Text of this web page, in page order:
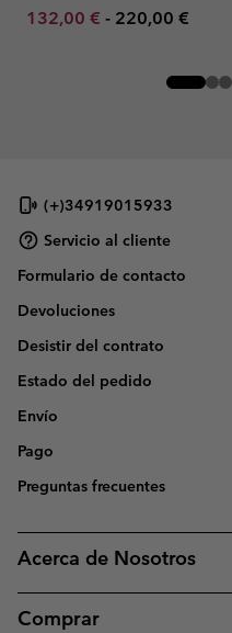
Minimum sale price:
132,00 € - Maximum
220,00 €
(+)34919015933
Servicio al cliente
Formulario de contacto
Devoluciones
Desistir del contrato
Estado del pedido
Envío
Pago
Preguntas frecuentes
Acerca de Nosotros
Comprar